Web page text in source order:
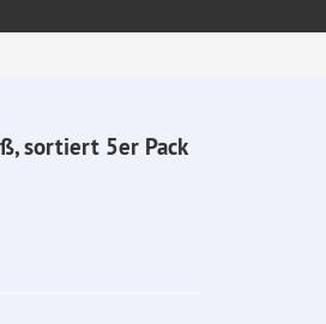
sortiert 5er Pack